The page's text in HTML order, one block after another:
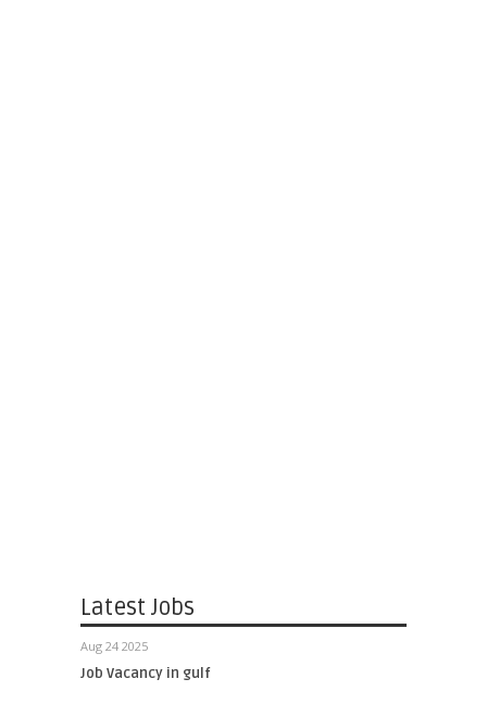
Latest Jobs
Aug 24 2025
Job Vacancy in gulf